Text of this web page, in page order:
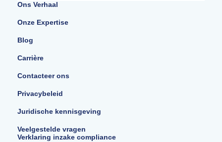
Ons Verhaal
Onze Expertise
Blog
Carrière
Contacteer ons
Privacybeleid
Juridische kennisgeving
Veelgestelde vragen
Verklaring inzake compliance